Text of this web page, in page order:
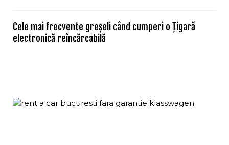
Cele mai frecvente greșeli când cumperi o țigară
electronică reîncărcabilă